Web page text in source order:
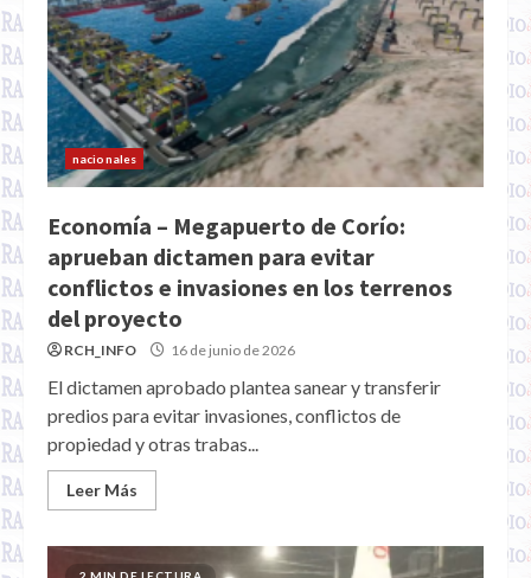
nacionales
Economía – Megapuerto de Corío:
aprueban dictamen para evitar
conflictos e invasiones en los terrenos
del proyecto
RCH_INFO 16 de junio de 2026
El dictamen aprobado plantea sanear y transferir
predios para evitar invasiones, conflictos de
propiedad y otras trabas...
Leer Más